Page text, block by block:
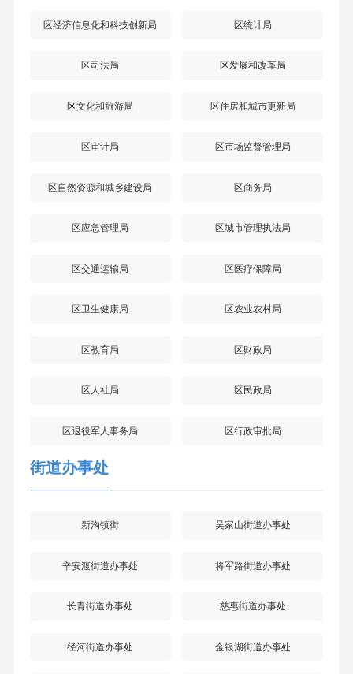
区经济信息化和科技创新局 区统计局
区司法局 区发展和改革局
区文化和旅游局 区住房和城市更新局
区审计局 区市场监督管理局
区自然资源和城乡建设局 区商务局
区应急管理局 区城市管理执法局
区交通运输局 区医疗保障局
区卫生健康局 区农业农村局
区教育局 区财政局
区人社局 区民政局
区退役军人事务局 区行政审批局
街道办事处
新沟镇街 吴家山街道办事处
辛安渡街道办事处 将军路街道办事处
长青街道办事处 慈惠街道办事处
径河街道办事处 金银湖街道办事处